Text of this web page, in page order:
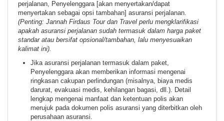
perjalanan, Penyelenggara [akan menyertakan/dapat
menyertakan sebagai opsi tambahan] asuransi perjalanan.
(Penting: Jannah Firdaus Tour dan Travel perlu mengklarifikasi
apakah asuransi perjalanan sudah termasuk dalam harga paket
standar atau bersifat opsional/tambahan, lalu menyesuaikan
kalimat ini).
Jika asuransi perjalanan termasuk dalam paket,
Penyelenggara akan memberikan informasi mengenai
ringkasan cakupan perlindungan (misalnya, biaya medis
darurat, evakuasi medis, kehilangan bagasi, dll.). Detail
lengkap mengenai manfaat dan ketentuan polis akan
merujuk pada dokumen polis asuransi yang diterbitkan oleh
perusahaan asuransi.